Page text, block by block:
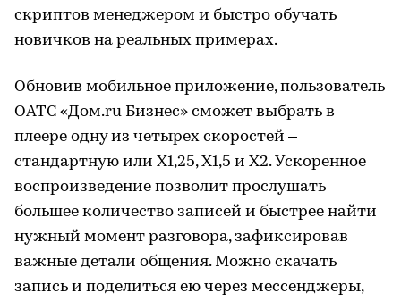
скриптов менеджером и быстро обучать
новичков на реальных примерах.
Обновив мобильное приложение, пользователь
ОАТС «Дом.ru Бизнес» сможет выбрать в
плеере одну из четырех скоростей –
стандартную или X1,25, X1,5 и X2. Ускоренное
воспроизведение позволит прослушать
большее количество записей и быстрее найти
нужный момент разговора, зафиксировав
важные детали общения. Можно скачать
запись и поделиться ею через мессенджеры,